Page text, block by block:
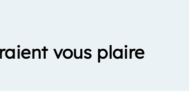
vous plaire